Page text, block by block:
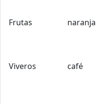
Frutas naranja
Viveros café